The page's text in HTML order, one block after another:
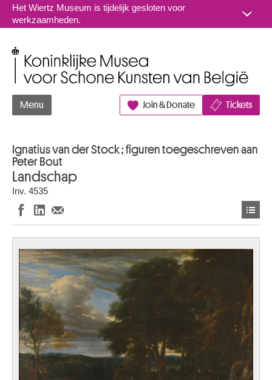
Naar inhoud
Het Wiertz Museum is tijdelijk gesloten voor
werkzaamheden.
Menu Join & Donate Tickets
Ignatius van der Stock ; figuren toegeschreven aan
Peter Bout
Landschap
Inv. 4535